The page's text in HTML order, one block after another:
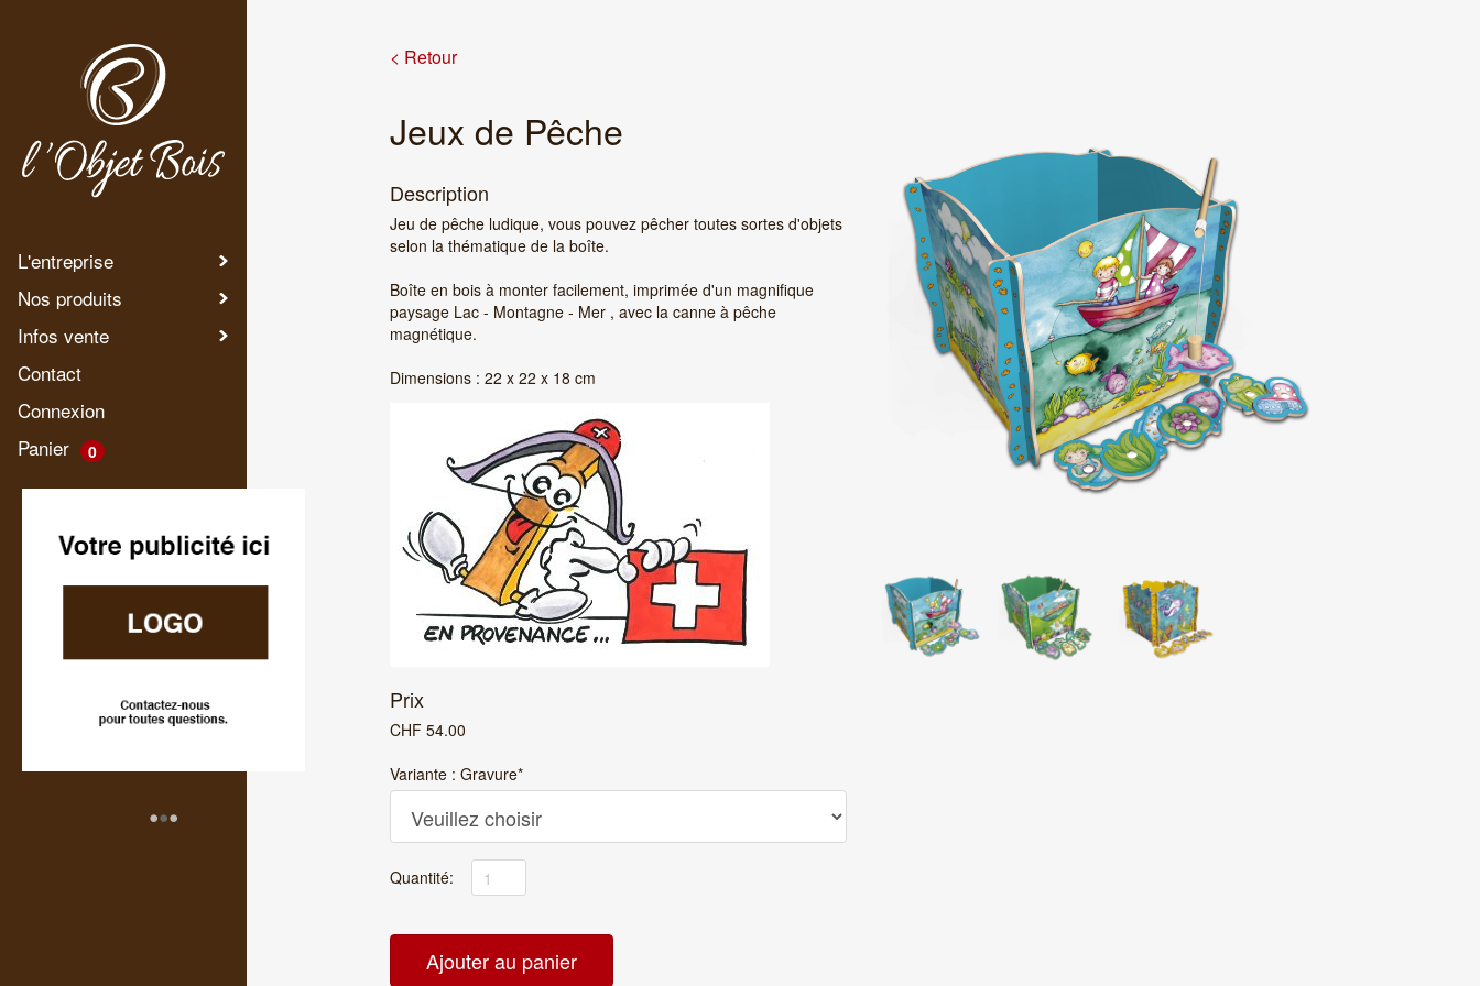
L'entreprise
Nos produits
Infos vente
Contact
Connexion
Panier
0
•••
< Retour
Jeux de Pêche
Description
Jeu de pêche ludique, vous pouvez pêcher toutes sortes d'objets
selon la thématique de la boîte.
Boîte en bois à monter facilement, imprimée d'un magnifique
paysage Lac - Montagne - Mer , avec la canne à pêche
magnétique.
Dimensions : 22 x 22 x 18 cm
Prix
CHF 54.00
Variante : Gravure*
Quantité: